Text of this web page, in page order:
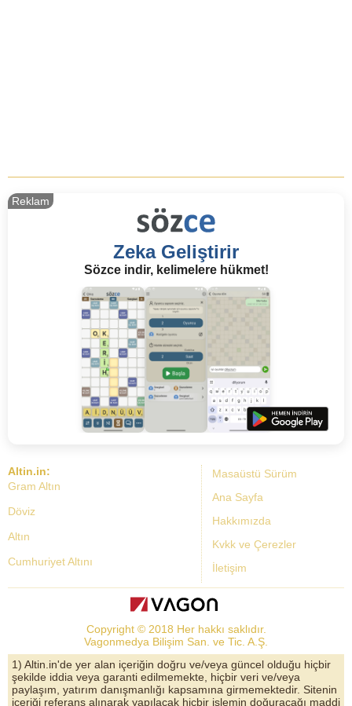
Zeka Geliştirir
Sözce indir, kelimelere hükmet!
Reklam
Masaüstü Sürüm
Ana Sayfa
Hakkımızda
Kvkk ve Çerezler
İletişim
Altin.in:
Gram Altın
Döviz
Altın
Cumhuriyet Altını
Dolar Kuru
Altın Yorumları
Döviz Kurları
Copyright © 2018 Her hakkı saklıdır.
Vagonmedya Bilişim San. ve Tic. A.Ş.
1) Altin.in'de yer alan içeriğin doğru ve/veya güncel olduğu hiçbir
şekilde iddia veya garanti edilmemekte, hiçbir veri ve/veya
paylaşım, yatırım danışmanlığı kapsamına girmemektedir. Sitenin
içeriği referans alınarak yapılacak hiçbir işlemin doğuracağı maddi